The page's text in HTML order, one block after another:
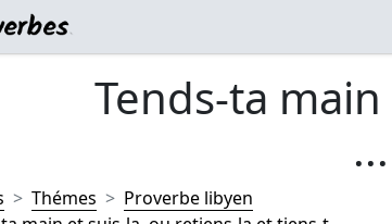
Tends-ta
...
Thémes
Proverbe libyen